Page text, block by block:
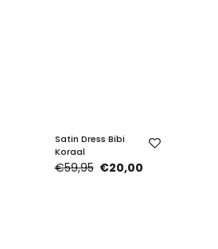
Satin Dress Bibi
Koraal
€59,95 €20,00